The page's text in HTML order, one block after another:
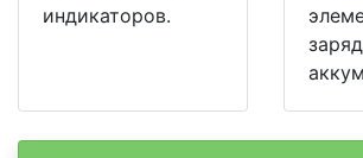
индикаторов.